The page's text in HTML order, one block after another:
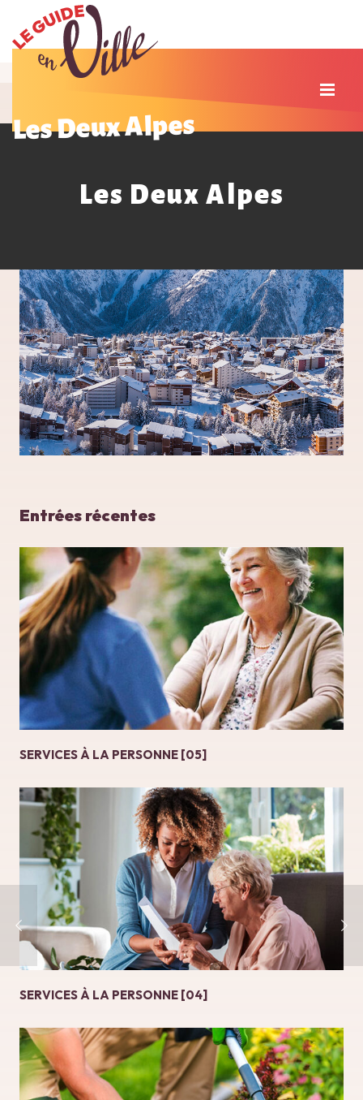
Les Deux Alpes
Les Deux Alpes
Entrées récentes
SERVICES À LA PERSONNE [05]
SERVICES À LA PERSONNE [04]